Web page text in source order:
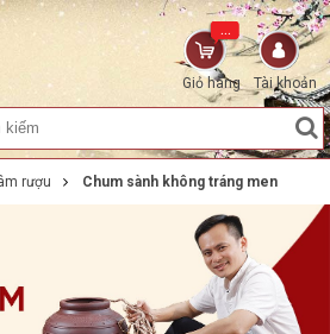
Tài khoản
Giỏ hàng
...
rượu Chum sành không tráng men